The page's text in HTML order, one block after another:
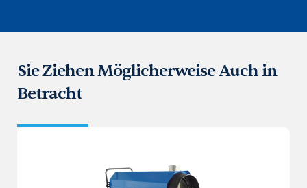
Sie Ziehen Möglicherweise Auch in
Betracht